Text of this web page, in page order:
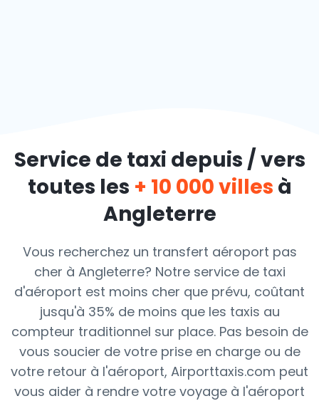
Service de taxi depuis / vers
toutes les + 10 000 villes à
Angleterre
Vous recherchez un transfert aéroport pas
cher à Angleterre? Notre service de taxi
d'aéroport est moins cher que prévu, coûtant
jusqu'à 35% de moins que les taxis au
compteur traditionnel sur place. Pas besoin de
vous soucier de votre prise en charge ou de
votre retour à l'aéroport, Airporttaxis.com peut
vous aider à rendre votre voyage à l'aéroport